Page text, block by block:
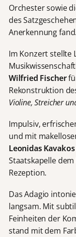
Orchester sowie
des
Anerkennung fand.
Im Konzert stellte
Wilfried Fischer
Rekonstruktion
Violine, Streicher
Impulsiv,
und mit
Leonidas Kavakos
Staatskapelle
Rezeption.
Das Adagio
langsam. Mit
Feinheiten der
stand mit dem